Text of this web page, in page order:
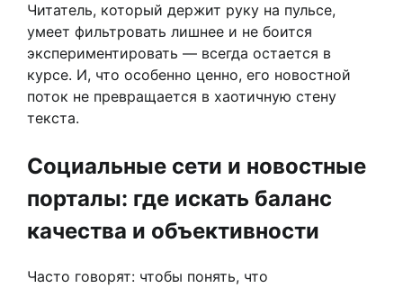
Читатель, который держит руку на пульсе,
умеет фильтровать лишнее и не боится
экспериментировать — всегда остается в
курсе. И, что особенно ценно, его новостной
поток не превращается в хаотичную стену
текста.
Социальные сети и новостные
порталы: где искать баланс
качества и объективности
Часто говорят: чтобы понять, что